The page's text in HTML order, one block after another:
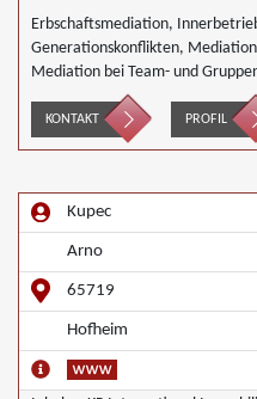
Erbschaftsmediation,
Generationskonflikten,
Mediation bei Team- und
Unternehmensnachfolgen,
KONTAKT PROFIL
Kupec
Arno
65719
Hofheim